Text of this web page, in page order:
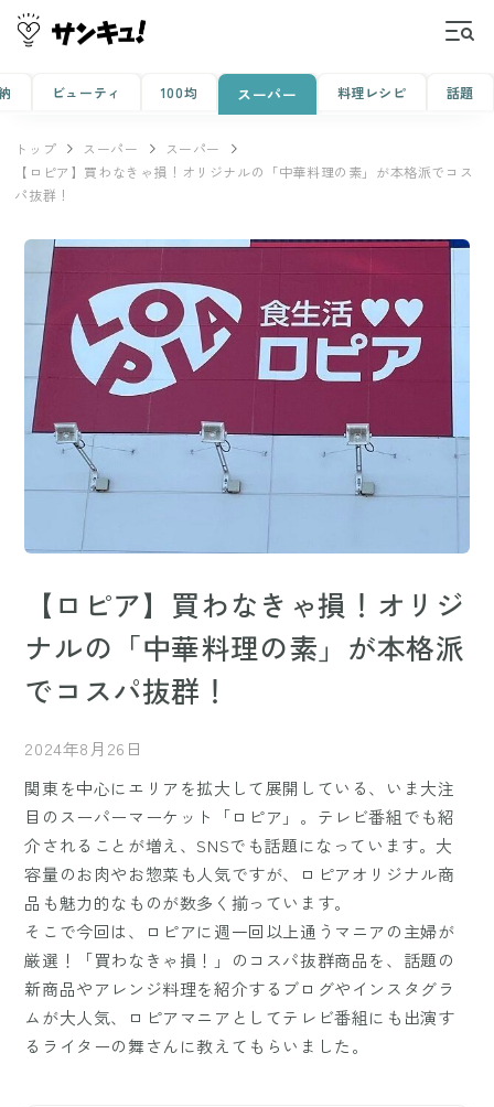
ビューティ 100均 スーパー 料理レシピ 話題
トップ スーパー
スーパー
【ロピア】買わなきゃ損！オリジナルの「中華料理の素」が本格派でコス
パ抜群！
【ロピア】買わなきゃ損！オリジ
ナルの「中華料理の素」が本格派
でコスパ抜群！
2024年8月26日
関東を中心にエリアを拡大して展開している、いま大注
目のスーパーマーケット「ロピア」。テレビ番組でも紹
介されることが増え、SNSでも話題になっています。大
容量のお肉やお惣菜も人気ですが、ロピアオリジナル商
品も魅力的なものが数多く揃っています。
そこで今回は、ロピアに週一回以上通うマニアの主婦が
厳選！「買わなきゃ損！」のコスパ抜群商品を、話題の
新商品やアレンジ料理を紹介するブログやインスタグラ
ムが大人気、ロピアマニアとしてテレビ番組にも出演す
るライターの舞さんに教えてもらいました。